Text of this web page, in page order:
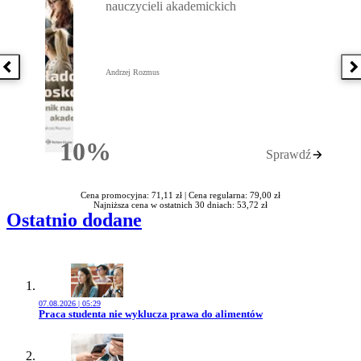
Poprzednia książka
10%Rabatu
nauczycieli akademickich
Andrzej Rozmus
Sprawdź
Cena promocyjna: 71,11 zł | Cena regularna: 79,00 zł
Najniższa cena w ostatnich 30 dniach: 53,72 zł
Ostatnio dodane
07.08.2026 | 05:29
Przejdź do artykułu:
Praca studenta nie wyklucza prawa do alimentów